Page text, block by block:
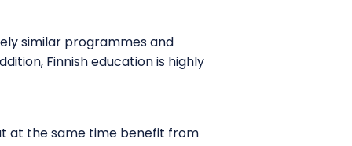
similar programmes and
Finnish education is highly
at the same time benefit from